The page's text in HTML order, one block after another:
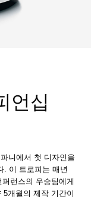
언십
니에서 첫 디자인을
. 이 트로피는 매년
런스의 우승팀에게
개월의 제작 기간이